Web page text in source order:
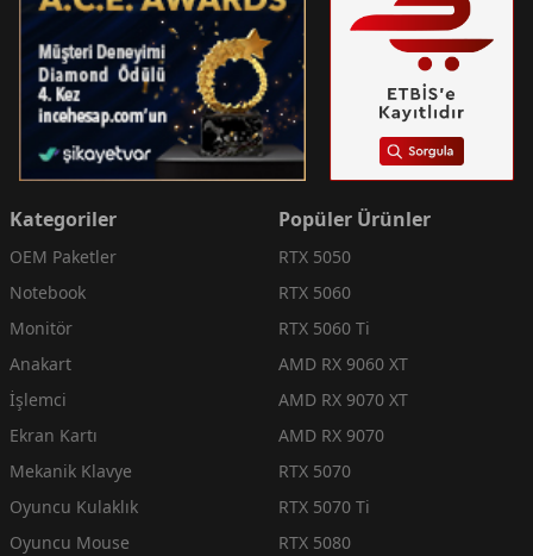
Kategoriler
OEM Paketler
Notebook
Monitör
Anakart
İşlemci
Ekran Kartı
Mekanik Klavye
Oyuncu Kulaklık
Oyuncu Mouse
Popüler Ürünler
RTX 5050
RTX 5060
RTX 5060 Ti
AMD RX 9060 XT
AMD RX 9070 XT
AMD RX 9070
RTX 5070
RTX 5070 Ti
RTX 5080